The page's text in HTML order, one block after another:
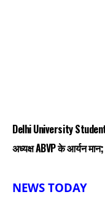
Delhi University
अध्यक्ष ABVP के आर्यन
NEWS TODAY